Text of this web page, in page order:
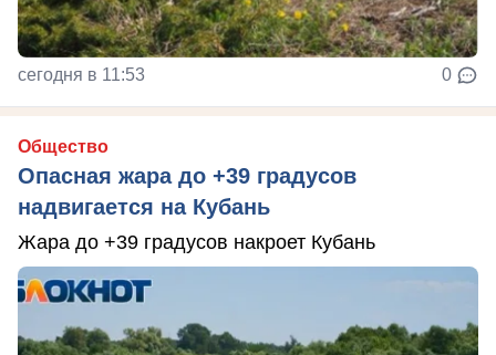
сегодня в 11:53 0
Общество
Опасная жара до +39 градусов
надвигается на Кубань
Жара до +39 градусов накроет Кубань